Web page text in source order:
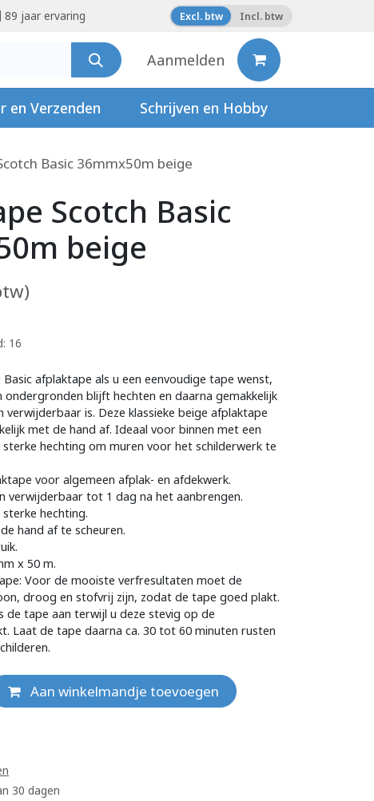
89 jaar ervaring Excl. btw Incl. btw
Aanmelden
en Verzenden Schrijven en Hobby
Basic 36mmx50m beige
Scotch Basic
beige
16
afplaktape als u een eenvoudige tape wenst,
blijft hechten en daarna gemakkelijk
verwijderbaar is. Deze klassieke beige afplaktape
met de hand af. Ideaal voor binnen met een
hechting om muren voor het schilderwerk te
voor algemeen afplak- en afdekwerk.
verwijderbaar tot 1 dag na het aanbrengen.
hechting.
hand af te scheuren.
x 50 m.
Voor de mooiste verfresultaten moet de
droog en stofvrij zijn, zodat de tape goed plakt.
de tape aan terwijl u deze stevig op de
Laat de tape daarna ca. 30 tot 60 minuten rusten
Aan winkelmandje toevoegen
30 dagen